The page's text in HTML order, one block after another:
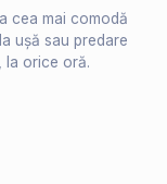
cea mai comodă
ușă sau predare
la orice oră.